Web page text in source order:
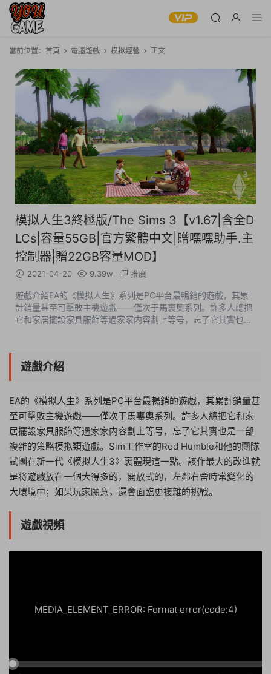
當前位置： 首頁 電腦遊戲 模拟經營 正文
模拟人生3終極版/The Sims 3【v1.67|含全D
LCs|容量55GB|官方繁體中文|贈嘿嘿助手.主
控制器|贈22GB容量MOD】
2021-04-20 9.39w 推廣
遊戲介紹EA的《模拟人生》系列是PC平台最暢銷的遊戲，其累
計銷量甚至可擊敗主機遊戲——僅次于馬裏奧系列。許多人總把
它和家居擺設家具服飾等過家家内容劃上等号，忘了它其實也是
遊戲介紹
EA的《模拟人生》系列是PC平台最暢銷的遊戲，其累計銷量甚
至可擊敗主機遊戲——僅次于馬裏奧系列。許多人總把它和家
居擺設家具服飾等過家家内容劃上等号，忘了它其實也是一部
複雜的策略模拟類遊戲。Sim工作室的Rod Humble和他的團隊
試圖在新一代《模拟人生3》裏體現這一點。該作最大的改進就
是将遊戲放在一個大得多的，開放式的，左鄰右舍時常變化的
大環境中；如果玩家願意，還會面臨更複雜的挑戰。
遊戲視頻
MEDIA_ELEMENT_ERROR: Format error(code:4)